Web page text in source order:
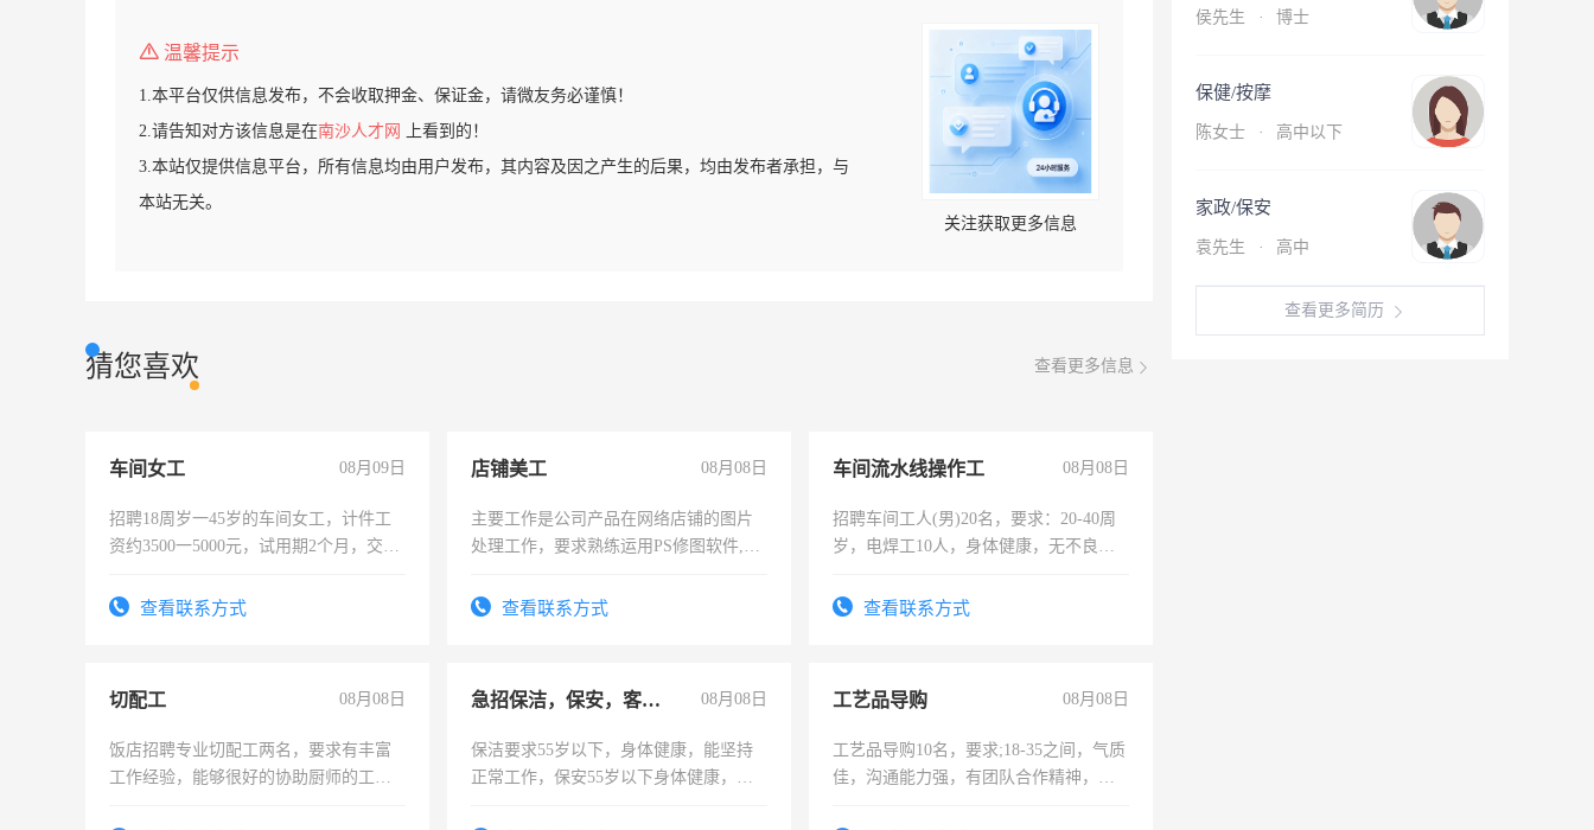
温馨提示
1.本平台仅供信息发布，不会收取押金、保证金，请微友务必谨慎！
2.请告知对方该信息是在南沙人才网
上看到的！
3.本站仅提供信息平台，所有信息均由用户发布，其内容及因之产生的后果，均由发布者承担，与
本站无关。
关注获取更多信息
猜您喜欢 查看更多信息
车间女工 08月09日
招聘18周岁一45岁的车间女工，计件工
资约3500一5000元，试用期2个月，交五
查看联系方式
店铺美工 08月08日
主要工作是公司产品在网络店铺的图片
处理工作，要求熟练运用PS修图软件,工
查看联系方式
车间流水线操作工 08月08日
招聘车间工人(男)20名，要求：20-40周
岁，电焊工10人，身体健康，无不良嗜
宿，免费发放劳保用品，两班倒，每月
查看联系方式
切配工 08月08日
饭店招聘专业切配工两名，要求有丰富
工作经验，能够很好的协助厨师的工
急招保洁，保安，客服，工程 08月08日
保洁要求55岁以下，身体健康，能坚持
正常工作，保安55岁以下身体健康，有
工艺品导购 08月08日
工艺品导购10名，要求;18-35之间，气质
佳，沟通能力强，有团队合作精神，有
侯先生 · 博士
保健/按摩
陈女士 · 高中以下
家政/保安
袁先生 · 高中
查看更多简历